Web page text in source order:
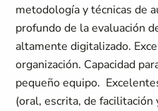
metodología y técnicas de
profundo de la evaluación
altamente digitalizado.
organización. Capacidad
pequeño equipo.
(oral, escrita, de facilitación